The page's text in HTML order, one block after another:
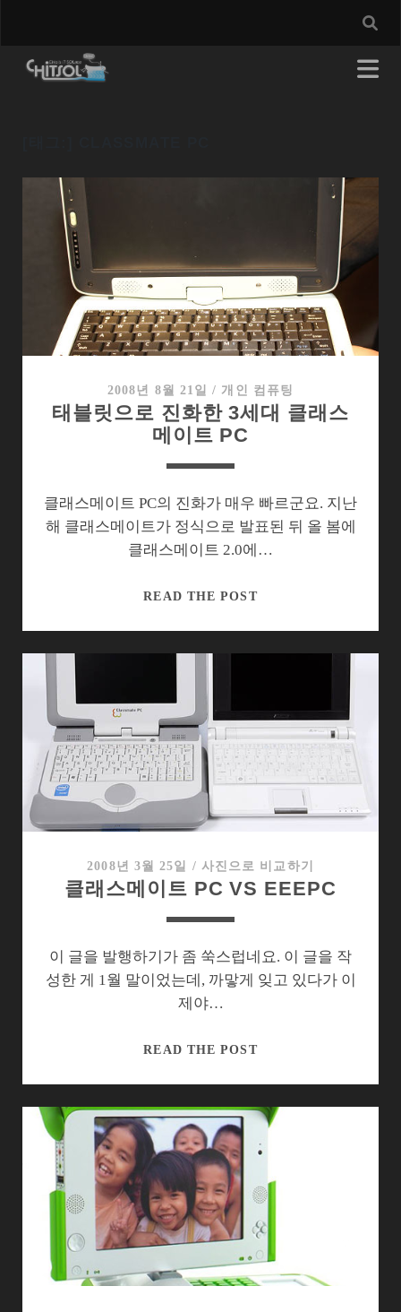
2008년 8월 21일 / 개인 컴퓨팅
태블릿으로 진화한 3세대 클래스
메이트 PC
클래스메이트 PC의 진화가 매우 빠르군요. 지난
해 클래스메이트가 정식으로 발표된 뒤 올 봄에
클래스메이트 2.0에…
READ THE POST태
화
한
대
래
스
트
PC
2008년 3월 25일 / 사진으로 비교하기
클래스메이트 PC VS EEEPC
이 글을 발행하기가 좀 쑥스럽네요. 이 글을 작
성한 게 1월 말이었는데, 까맣게 잊고 있다가 이
제야…
READ THE POST클
메
PC
VS
EEEPC